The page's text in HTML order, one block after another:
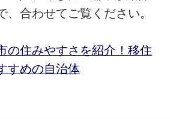
、合わせてご覧ください。
の住みやすさを紹介！移住
すめの自治体